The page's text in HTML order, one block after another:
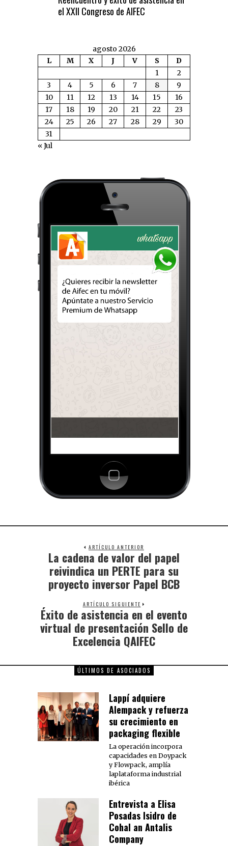
el XXII Congreso de AIFEC
agosto 2026
L
M X J V S
D
1
2
3
4 5 6 7 8
9
10
11 12 13 14 15
16
17
18 19 20 21 22
23
24
25 26 27 28 29
30
31
« Jul
ARTÍCULO ANTERIOR
La cadena de valor del papel
reivindica un PERTE para su
proyecto inversor Papel BCB
ARTÍCULO SIGUIENTE
Éxito de asistencia en el evento
virtual de presentación Sello de
Excelencia QAIFEC
ÚLTIMOS DE ASOCIADOS
Lappí adquiere
Alempack y refuerza
su crecimiento en
packaging flexible
La operación incorpora
capacidades en Doypack
y Flowpack, amplía
laplataforma industrial
ibérica
Entrevista a Elisa
Posadas Isidro de
Cohal an Antalis
Company